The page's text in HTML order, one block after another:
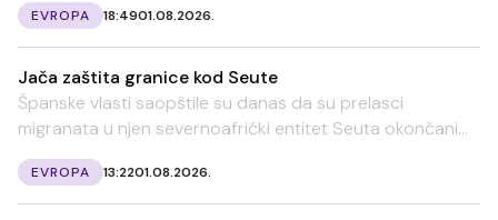
EVROPA 18:4901.08.2026.
Jača zaštita granice kod Seute
Španske vlasti saopštile su danas da su prelasci
migranata u njen severnoafrički entitet Seuta okončani...
EVROPA 13:2201.08.2026.